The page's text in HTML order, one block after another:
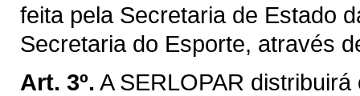
feita pela Secretaria de Estado
Secretaria do Esporte, através
Art. 3º. A SERLOPAR